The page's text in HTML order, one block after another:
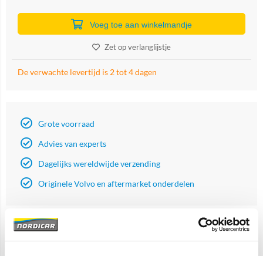
Voeg toe aan winkelmandje
Zet op verlanglijstje
De verwachte levertijd is 2 tot 4 dagen
Grote voorraad
Advies van experts
Dagelijks wereldwijde verzending
Originele Volvo en aftermarket onderdelen
Artikelomschrijving